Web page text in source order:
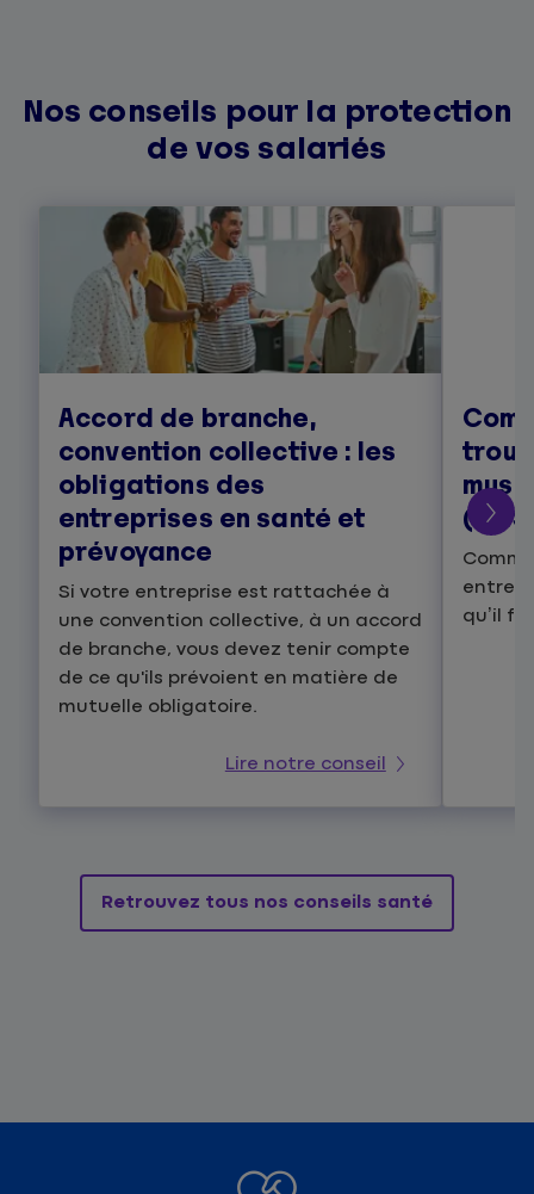
Nos conseils pour la protection
de vos salariés
Accord de branche,
convention collective : les
obligations des
entreprises en santé et
prévoyance
Si votre entreprise est rattachée à
une convention collective, à un accord
de branche, vous devez tenir compte
de ce qu'ils prévoient en matière de
mutuelle obligatoire.
Lire notre conseil
qu’il
Retrouvez tous nos conseils santé